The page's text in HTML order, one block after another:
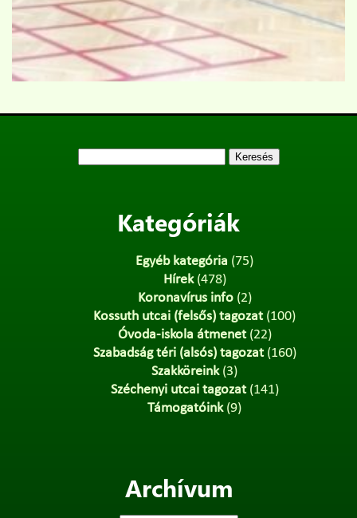
Kategóriák
Egyéb kategória (75)
Hírek(478)
Koronavírus info(2)
Kossuth utcai (felsős) tagozat(100)
Óvoda-iskola átmenet(22)
Szabadság téri (alsós) tagozat(160)
Szakköreink(3)
Széchenyi utcai tagozat(141)
Támogatóink(9)
Archívum